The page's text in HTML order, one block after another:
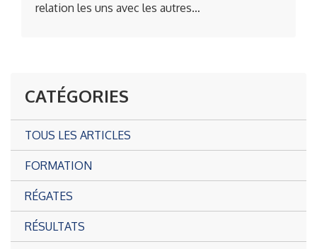
relation les uns avec les autres…
CATÉGORIES
TOUS LES ARTICLES
FORMATION
RÉGATES
RÉSULTATS